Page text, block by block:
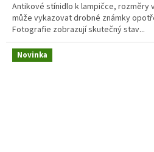
Antikové stínidlo k lampičce, rozměry
může vykazovat drobné známky
Fotografie zobrazují skutečný stav...
Novinka